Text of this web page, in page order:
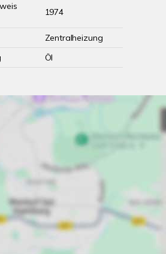
1974
Zentralheizung
Öl